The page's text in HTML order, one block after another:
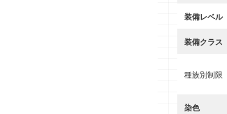
装備レベル
装備クラス
種族別制限
染色